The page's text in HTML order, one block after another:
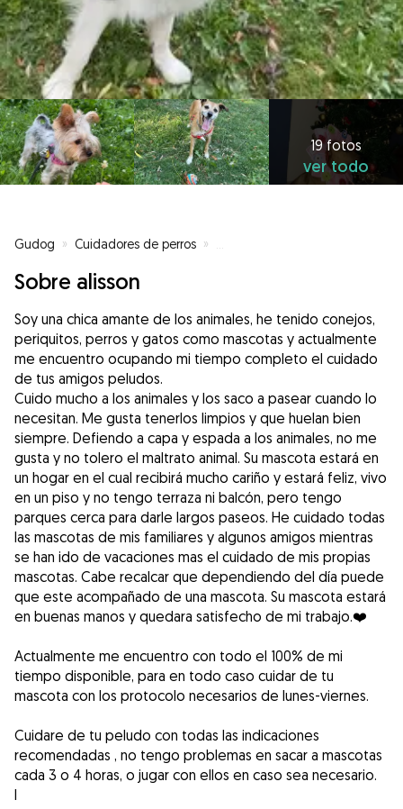
19 fotos
ver todo
Gudog » Cuidadores de perros »
Sobre alisson
Soy una chica amante de los animales, he tenido conejos,
periquitos, perros y gatos como mascotas y actualmente
me encuentro ocupando mi tiempo completo el cuidado
de tus amigos peludos.
Cuido mucho a los animales y los saco a pasear cuando lo
necesitan. Me gusta tenerlos limpios y que huelan bien
siempre. Defiendo a capa y espada a los animales, no me
gusta y no tolero el maltrato animal. Su mascota estará en
un hogar en el cual recibirá mucho cariño y estará feliz, vivo
en un piso y no tengo terraza ni balcón, pero tengo
parques cerca para darle largos paseos. He cuidado todas
las mascotas de mis familiares y algunos amigos mientras
se han ido de vacaciones mas el cuidado de mis propias
mascotas. Cabe recalcar que dependiendo del día puede
que este acompañado de una mascota. Su mascota estará
en buenas manos y quedara satisfecho de mi trabajo.❤️
Actualmente me encuentro con todo el 100% de mi
tiempo disponible, para en todo caso cuidar de tu
mascota con los protocolo necesarios de lunes-viernes.
Cuidare de tu peludo con todas las indicaciones
recomendadas , no tengo problemas en sacar a mascotas
cada 3 o 4 horas, o jugar con ellos en caso sea necesario.
I